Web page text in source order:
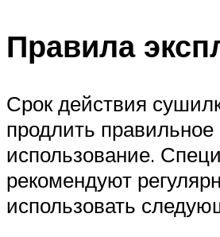
Правила
Срок действия
продлить правильное
использование.
рекомендуют
использовать